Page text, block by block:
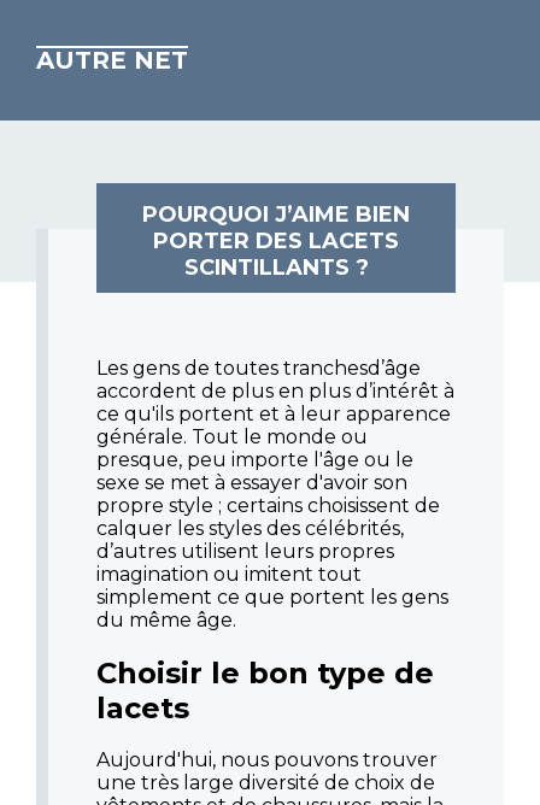
AUTRE NET
POURQUOI J’AIME BIEN
PORTER DES LACETS
SCINTILLANTS ?
Les gens de toutes tranchesd’âge
accordent de plus en plus d’intérêt à
ce qu'ils portent et à leur apparence
générale. Tout le monde ou
presque, peu importe l'âge ou le
sexe se met à essayer d'avoir son
propre style ; certains choisissent de
calquer les styles des célébrités,
d’autres utilisent leurs propres
imagination ou imitent tout
simplement ce que portent les gens
du même âge.
Choisir le bon type de
lacets
Aujourd'hui, nous pouvons trouver
une très large diversité de choix de